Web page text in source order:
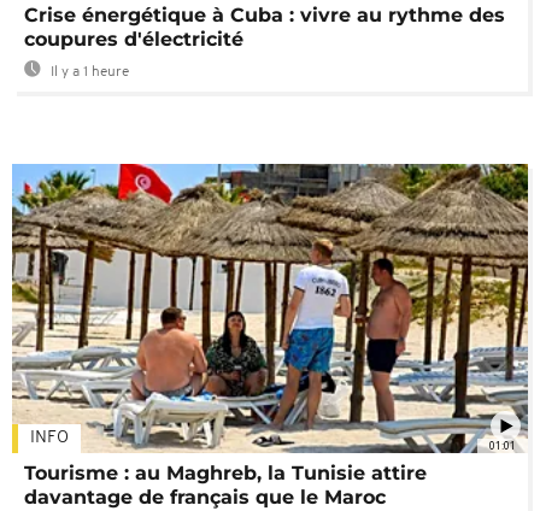
Crise énergétique à Cuba : vivre au rythme des
coupures d'électricité
Il y a 1 heure
01:01
INFO
Tourisme : au Maghreb, la Tunisie attire
davantage de français que le Maroc